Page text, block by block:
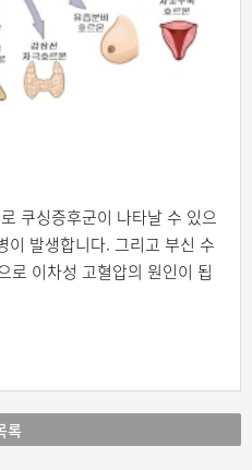
쿠싱증후군이 나타날 수 있으
이 발생합니다. 그리고 부신 수
로 이차성 고혈압의 원인이 됩
록